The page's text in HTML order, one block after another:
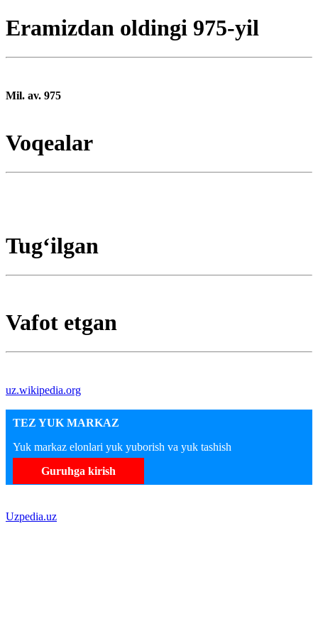
Eramizdan oldingi 975-yil
Mil. av. 975
Voqealar
Tugʻilgan
Vafot etgan
uz.wikipedia.org
TEZ YUK MARKAZ
Yuk markaz elonlari yuk yuborish va yuk tashish
Guruhga kirish
Uzpedia.uz